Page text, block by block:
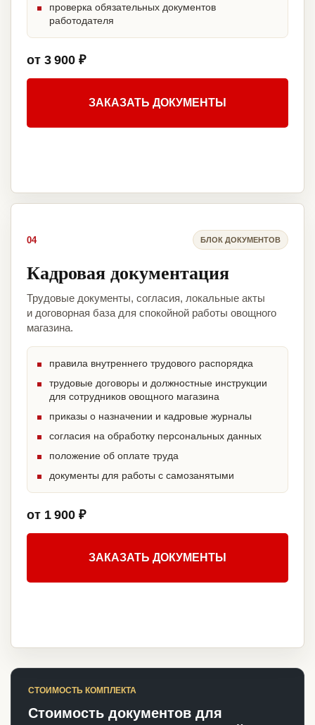
проверка обязательных документов
работодателя
от 3 900 ₽
ЗАКАЗАТЬ ДОКУМЕНТЫ
04 БЛОК ДОКУМЕНТОВ
Кадровая документация
Трудовые документы, согласия, локальные акты
и договорная база для спокойной работы овощного
магазина.
правила внутреннего трудового распорядка
трудовые договоры и должностные инструкции
для сотрудников овощного магазина
приказы о назначении и кадровые журналы
согласия на обработку персональных данных
положение об оплате труда
документы для работы с самозанятыми
от 1 900 ₽
ЗАКАЗАТЬ ДОКУМЕНТЫ
СТОИМОСТЬ КОМПЛЕКТА
Стоимость документов для